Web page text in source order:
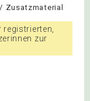
Zusatzmaterial
zur